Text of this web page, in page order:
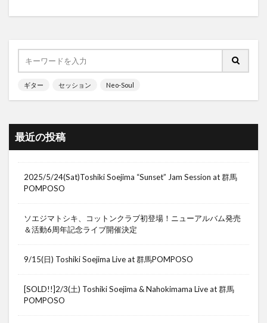
ギター セッション Neo-Soul
最近の投稿
2025/5/24(Sat)Toshiki Soejima “Sunset” Jam Session at 群馬
POMPOSO
ソエジマトシキ、コットンクラブ初登場！ニューアルバム発売
＆活動6周年記念ライブ開催決定
9/15(日) Toshiki Soejima Live at 群馬POMPOSO
[SOLD!!]2/3(土) Toshiki Soejima & Nahokimama Live at 群馬
POMPOSO